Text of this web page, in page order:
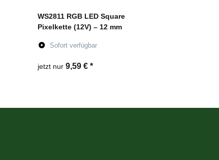
WS2811 RGB LED Square
Pixelkette (12V) – 12 mm
Sofort verfügbar
jetzt nur 9,59 € *